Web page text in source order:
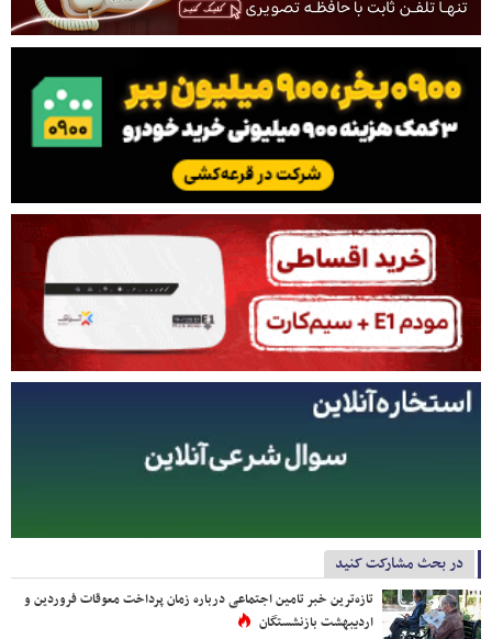
در بحث مشارکت کنید
تازه‌ترین خبر تامین اجتماعی درباره زمان پرداخت معوقات فروردین و
اردیبهشت بازنشستگان